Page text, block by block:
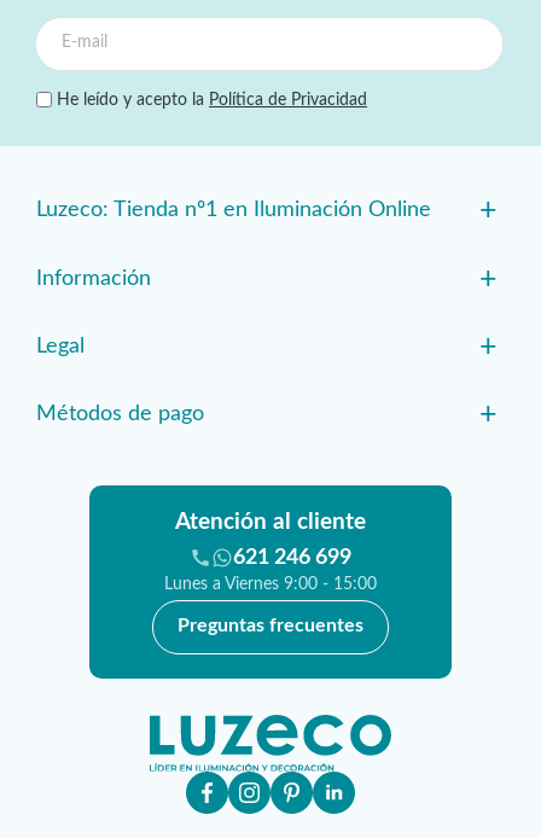
He leído y acepto la Política de Privacidad
Luzeco: Tienda nº1 en Iluminación Online +
Información +
Legal +
Métodos de pago +
Atención al cliente
621 246 699
Lunes a Viernes 9:00 - 15:00
Preguntas frecuentes